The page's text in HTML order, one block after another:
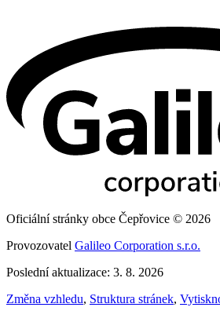
Oficiální stránky obce Čepřovice © 2026
Provozovatel Galileo Corporation s.r.o.
Poslední aktualizace: 3. 8. 2026
Změna vzhledu, Struktura stránek,